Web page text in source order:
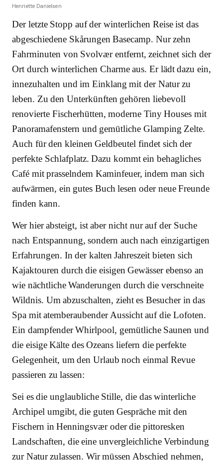
Henriette Danielsen
Der letzte Stopp auf der winterlichen Reise ist das
abgeschiedene Skårungen Basecamp. Nur zehn
Fahrminuten von Svolvær entfernt, zeichnet sich der
Ort durch winterlichen Charme aus. Er lädt dazu ein,
innezuhalten und im Einklang mit der Natur zu
leben. Zu den Unterkünften gehören liebevoll
renovierte Fischerhütten, moderne Tiny Houses mit
Panoramafenstern und gemütliche Glamping Zelte.
Auch für den kleinen Geldbeutel findet sich der
perfekte Schlafplatz. Dazu kommt ein behagliches
Café mit prasselndem Kaminfeuer, indem man sich
aufwärmen, ein gutes Buch lesen oder neue Freunde
finden kann.
Wer hier absteigt, ist aber nicht nur auf der Suche
nach Entspannung, sondern auch nach einzigartigen
Erfahrungen. In der kalten Jahreszeit bieten sich
Kajaktouren durch die eisigen Gewässer ebenso an
wie nächtliche Wanderungen durch die verschneite
Wildnis. Um abzuschalten, zieht es Besucher in das
Spa mit atemberaubender Aussicht auf die Lofoten.
Ein dampfender Whirlpool, gemütliche Saunen und
die eisige Kälte des Ozeans liefern die perfekte
Gelegenheit, um den Urlaub noch einmal Revue
passieren zu lassen:
Sei es die unglaubliche Stille, die das winterliche
Archipel umgibt, die guten Gespräche mit den
Fischern in Henningsvær oder die pittoresken
Landschaften, die eine unvergleichliche Verbindung
zur Natur zulassen. Wir müssen Abschied nehmen,